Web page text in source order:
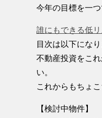
今年の目標を一
誰にもできる低
目次は以下になり
不動産投資をこ
い。
これからもちょ
【検討中物件】